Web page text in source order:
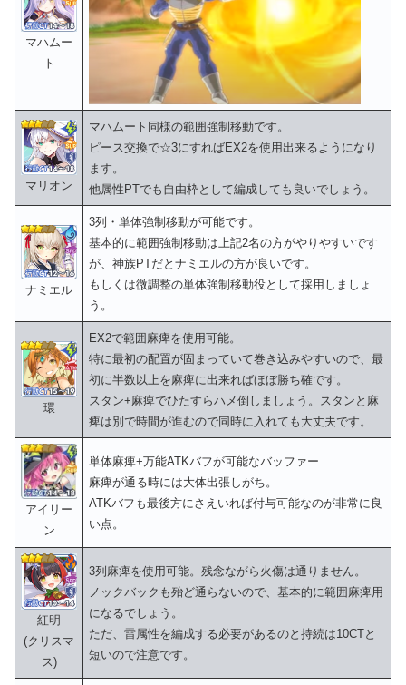
マハムー
ト
マリオン
マハムート同様の範囲強制移動です。
ピース交換で☆3にすればEX2を使用出来るようになり
ます。
他属性PTでも自由枠として編成しても良いでしょう。
ナミエル
3列・単体強制移動が可能です。
基本的に範囲強制移動は上記2名の方がやりやすいです
が、神族PTだとナミエルの方が良いです。
もしくは微調整の単体強制移動役として採用しましょ
う。
環
EX2で範囲麻痺を使用可能。
特に最初の配置が固まっていて巻き込みやすいので、最
初に半数以上を麻痺に出来ればほぼ勝ち確です。
スタン+麻痺でひたすらハメ倒しましょう。スタンと麻
痺は別で時間が進むので同時に入れても大丈夫です。
アイリー
ン
単体麻痺+万能ATKバフが可能なバッファー
麻痺が通る時には大体出張しがち。
ATKバフも最後方にさえいれば付与可能なのが非常に良
い点。
紅明
(クリスマ
ス)
3列麻痺を使用可能。残念ながら火傷は通りません。
ノックバックも殆ど通らないので、基本的に範囲麻痺用
になるでしょう。
ただ、雷属性を編成する必要があるのと持続は10CTと
短いので注意です。